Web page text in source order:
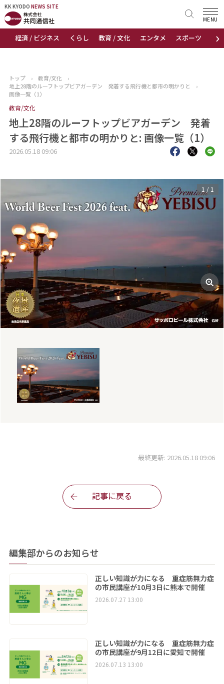
KK KYODO NEWS SITE
›
経済 / ビジネス くらし 教育 / 文化 エンタメ スポーツ 地域
MENU
KK KYODONEWS SITE
トップページ
ニュース
おすすめコンテンツ
出版物
トップ › 教育/文化
›
地上28階のルーフトップビアガーデン 発着する飛行機と都市の明かりと
›
画像一覧（1）
教育/文化
地上28階のルーフトップビアガーデン 発着
する飛行機と都市の明かりと: 画像一覧（1）
2026.05.18 09:06
1 / 1
最終更新: 2026.05.18 09:06
記事に戻る
編集部からのお知らせ
正しい知識が力になる 重症筋無力症
の市民講座が10月3日に熊本で開催
2026.07.27 13:00
正しい知識が力になる 重症筋無力症
の市民講座が9月12日に愛知で開催
2026.07.13 13:00